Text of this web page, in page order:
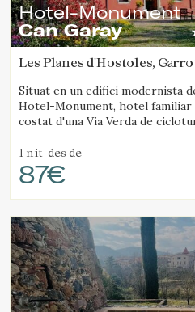
Hotel-Monument
Can Garay
Les Planes d'Hostoles,
Situat en un edifici modernista
Hotel-Monument, hotel familiar
costat d'una Via Verda de
1 nit des de
87€